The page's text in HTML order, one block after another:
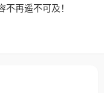
不再遥不可及！